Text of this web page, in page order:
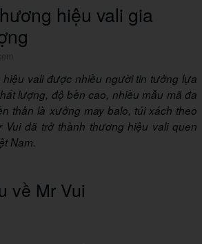
hiệu vali gia
vali được nhiều người tin tưởng lựa
lượng, độ bền cao, nhiều mẫu mã đa
thân là xưởng may balo, túi xách theo
Vui đã trở thành thương hiệu vali quen
Nam.
về Mr Vui